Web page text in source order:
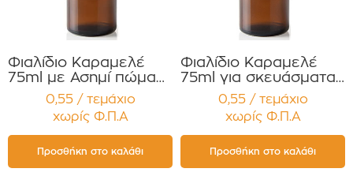
Φιαλίδιο Καραμελέ
75ml με Ασημί πώμα
Αλουμ. για Χάπια ,
Βιταμίνες
Συμπληρώματα
Διατροφής
Συσκευασία 12
τεμαχίων
0,55 / τεμάχιο
χωρίς Φ.Π.Α
Προσθήκη στο καλάθι
Φιαλίδιο Καραμελέ
75ml για σκευάσματα
σε σκόνη Συμπλ.
Διατροφής με Διπλό
Φλιπ Τοπ Συσκευασία
12 τεμαχίων
0,55 / τεμάχιο
χωρίς Φ.Π.Α
Προσθήκη στο καλάθι